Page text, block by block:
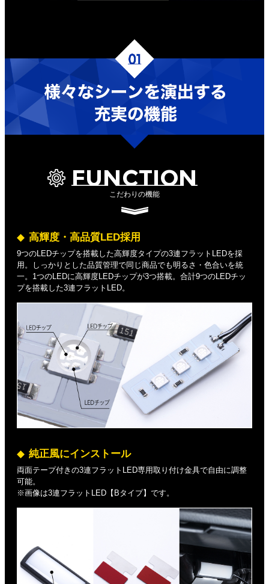
FUNCTION
こだわりの機能
高輝度・高品質LED採用
9つのLEDチップを搭載した高輝度タイプの3連フラットLEDを採
用。しっかりとした品質管理で同じ商品でも明るさ・色合いを統
一。1つのLEDに高輝度LEDチップが3つ搭載。合計9つのLEDチッ
プを搭載した3連フラットLED。
純正風にインストール
両面テープ付きの3連フラットLED専用取り付け金具で自由に調整
可能。
※画像は3連フラットLED【Bタイプ】です。